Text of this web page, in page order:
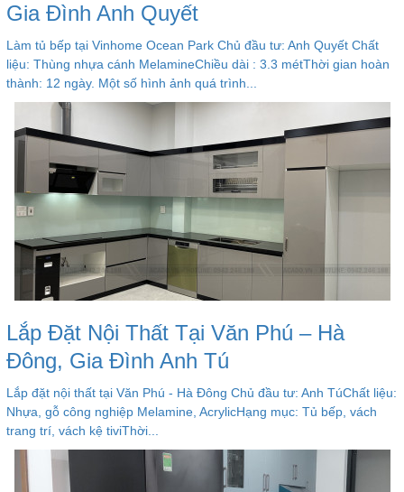
Gia Đình Anh Quyết
Làm tủ bếp tại Vinhome Ocean Park Chủ đầu tư: Anh Quyết Chất
liệu: Thùng nhựa cánh MelamineChiều dài : 3.3 métThời gian hoàn
thành: 12 ngày. Một số hình ảnh quá trình...
Lắp Đặt Nội Thất Tại Văn Phú – Hà
Đông, Gia Đình Anh Tú
Lắp đặt nội thất tại Văn Phú - Hà Đông Chủ đầu tư: Anh TúChất liệu:
Nhựa, gỗ công nghiệp Melamine, AcrylicHạng mục: Tủ bếp, vách
trang trí, vách kệ tiviThời...